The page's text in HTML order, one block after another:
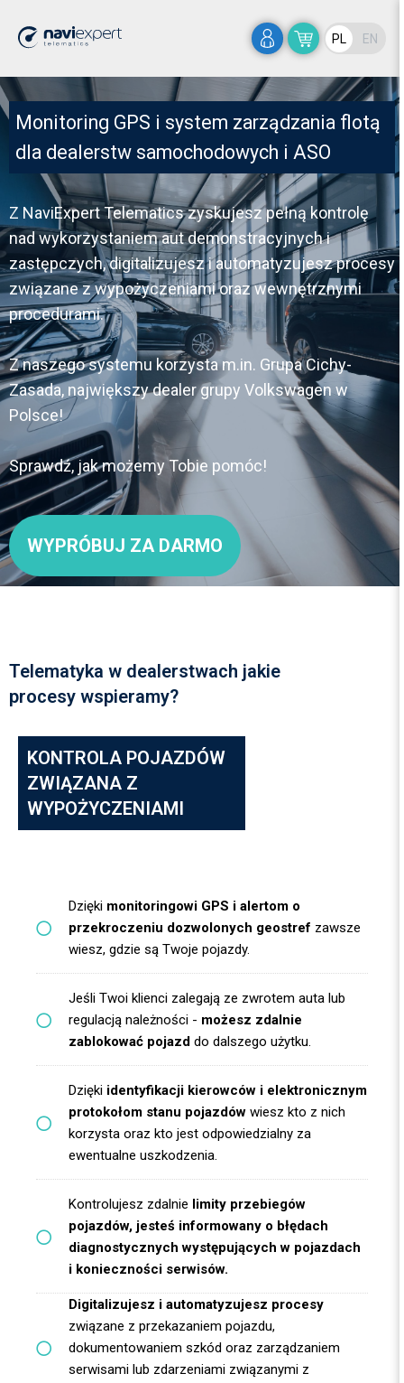
PL EN
Monitoring GPS i system zarządzania flotą
dla dealerstw samochodowych i ASO
Z NaviExpert Telematicszyskujesz pełną kontrolę
nad wykorzystaniem aut demonstracyjnych i
zastępczych, digitalizujesz i automatyzujesz procesy
związane z wypożyczeniami oraz wewnętrznymi
procedurami.
Z naszego systemu korzysta m.in. Grupa Cichy-
Zasada, największy dealer grupy Volkswagen w
Polsce!
Sprawdź, jak możemy Tobie pomóc!
WYPRÓBUJ ZA DARMO
Telematyka w dealerstwach jakie
procesy wspieramy?
KONTROLA POJAZDÓW
ZWIĄZANA Z
WYPOŻYCZENIAMI
Dzięki monitoringowi GPS i alertom o
przekroczeniu dozwolonych geostref zawsze
wiesz, gdzie są Twoje pojazdy.
Jeśli Twoi klienci zalegają ze zwrotem auta lub
regulacją należności - możesz zdalnie
zablokować pojazd do dalszego użytku.
Dzięki identyfikacji kierowców i elektronicznym
protokołom stanu pojazdówwiesz kto z nich
korzysta oraz kto jest odpowiedzialny za
ewentualne uszkodzenia.
Kontrolujesz zdalnie limity przebiegów
pojazdów, jesteś informowany o błędach
diagnostycznych występujących w pojazdach
i konieczności serwisów.
Digitalizujesz i automatyzujesz procesy
związane z przekazaniem pojazdu,
dokumentowaniem szkód oraz zarządzaniem
serwisami lub zdarzeniami związanymi z